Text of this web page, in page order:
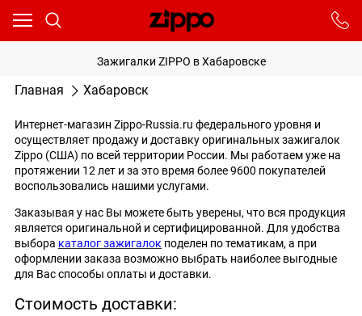
Зажигалки ZIPPO в Хабаровске
Главная Хабаровск
Интернет-магазин Zippo-Russia.ru федерального уровня и
осуществляет продажу и доставку оригинальных зажигалок
Zippo (США) по всей территории России. Мы работаем уже на
протяжении 12 лет и за это время более 9600 покупателей
воспользовались нашими услугами.
Заказывая у нас Вы можете быть уверены, что вся продукция
является оригинальной и сертифицированной. Для удобства
выбора каталог зажигалок поделен по тематикам, а при
оформлении заказа возможно выбрать наиболее выгодные
для Вас способы оплаты и доставки.
Стоимость доставки:
Ваш город - Москва,